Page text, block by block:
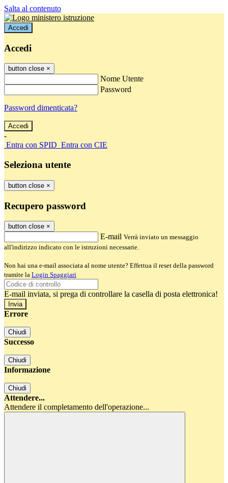
Salta al contenuto
Accedi
Accedi
button close ×
Nome Utente
Password
Password dimenticata?
-
Entra con SPID Entra con CIE
Seleziona utente
button close ×
Recupero password
button close ×
E-mail Verrà inviato un messaggio
all'indirizzo indicato con le istruzioni necessarie.
Non hai una e-mail associata al nome utente? Effettua il reset della password
tramite la Login Spaggiari
E-mail inviata, si prega di controllare la casella di posta elettronica!
Errore
Chiudi
Successo
Chiudi
Informazione
Chiudi
Attendere...
Attendere il completamento dell'operazione...